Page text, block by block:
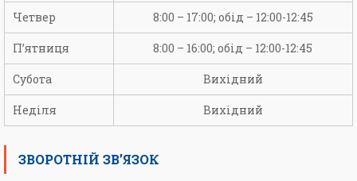
Четвер 8:00 – 17:00; обід – 12:00-12:45
П’ятниця 8:00 – 16:00; обід – 12:00-12:45
Субота Вихідний
Неділя Вихідний
ЗВОРОТНІЙ ЗВ’ЯЗОК